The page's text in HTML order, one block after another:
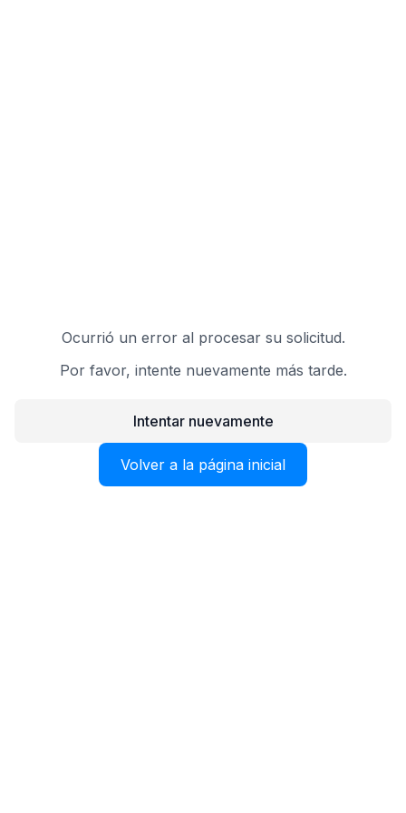
Ocurrió un error al procesar su solicitud.
Por favor, intente nuevamente más tarde.
Intentar nuevamente
Volver a la página inicial